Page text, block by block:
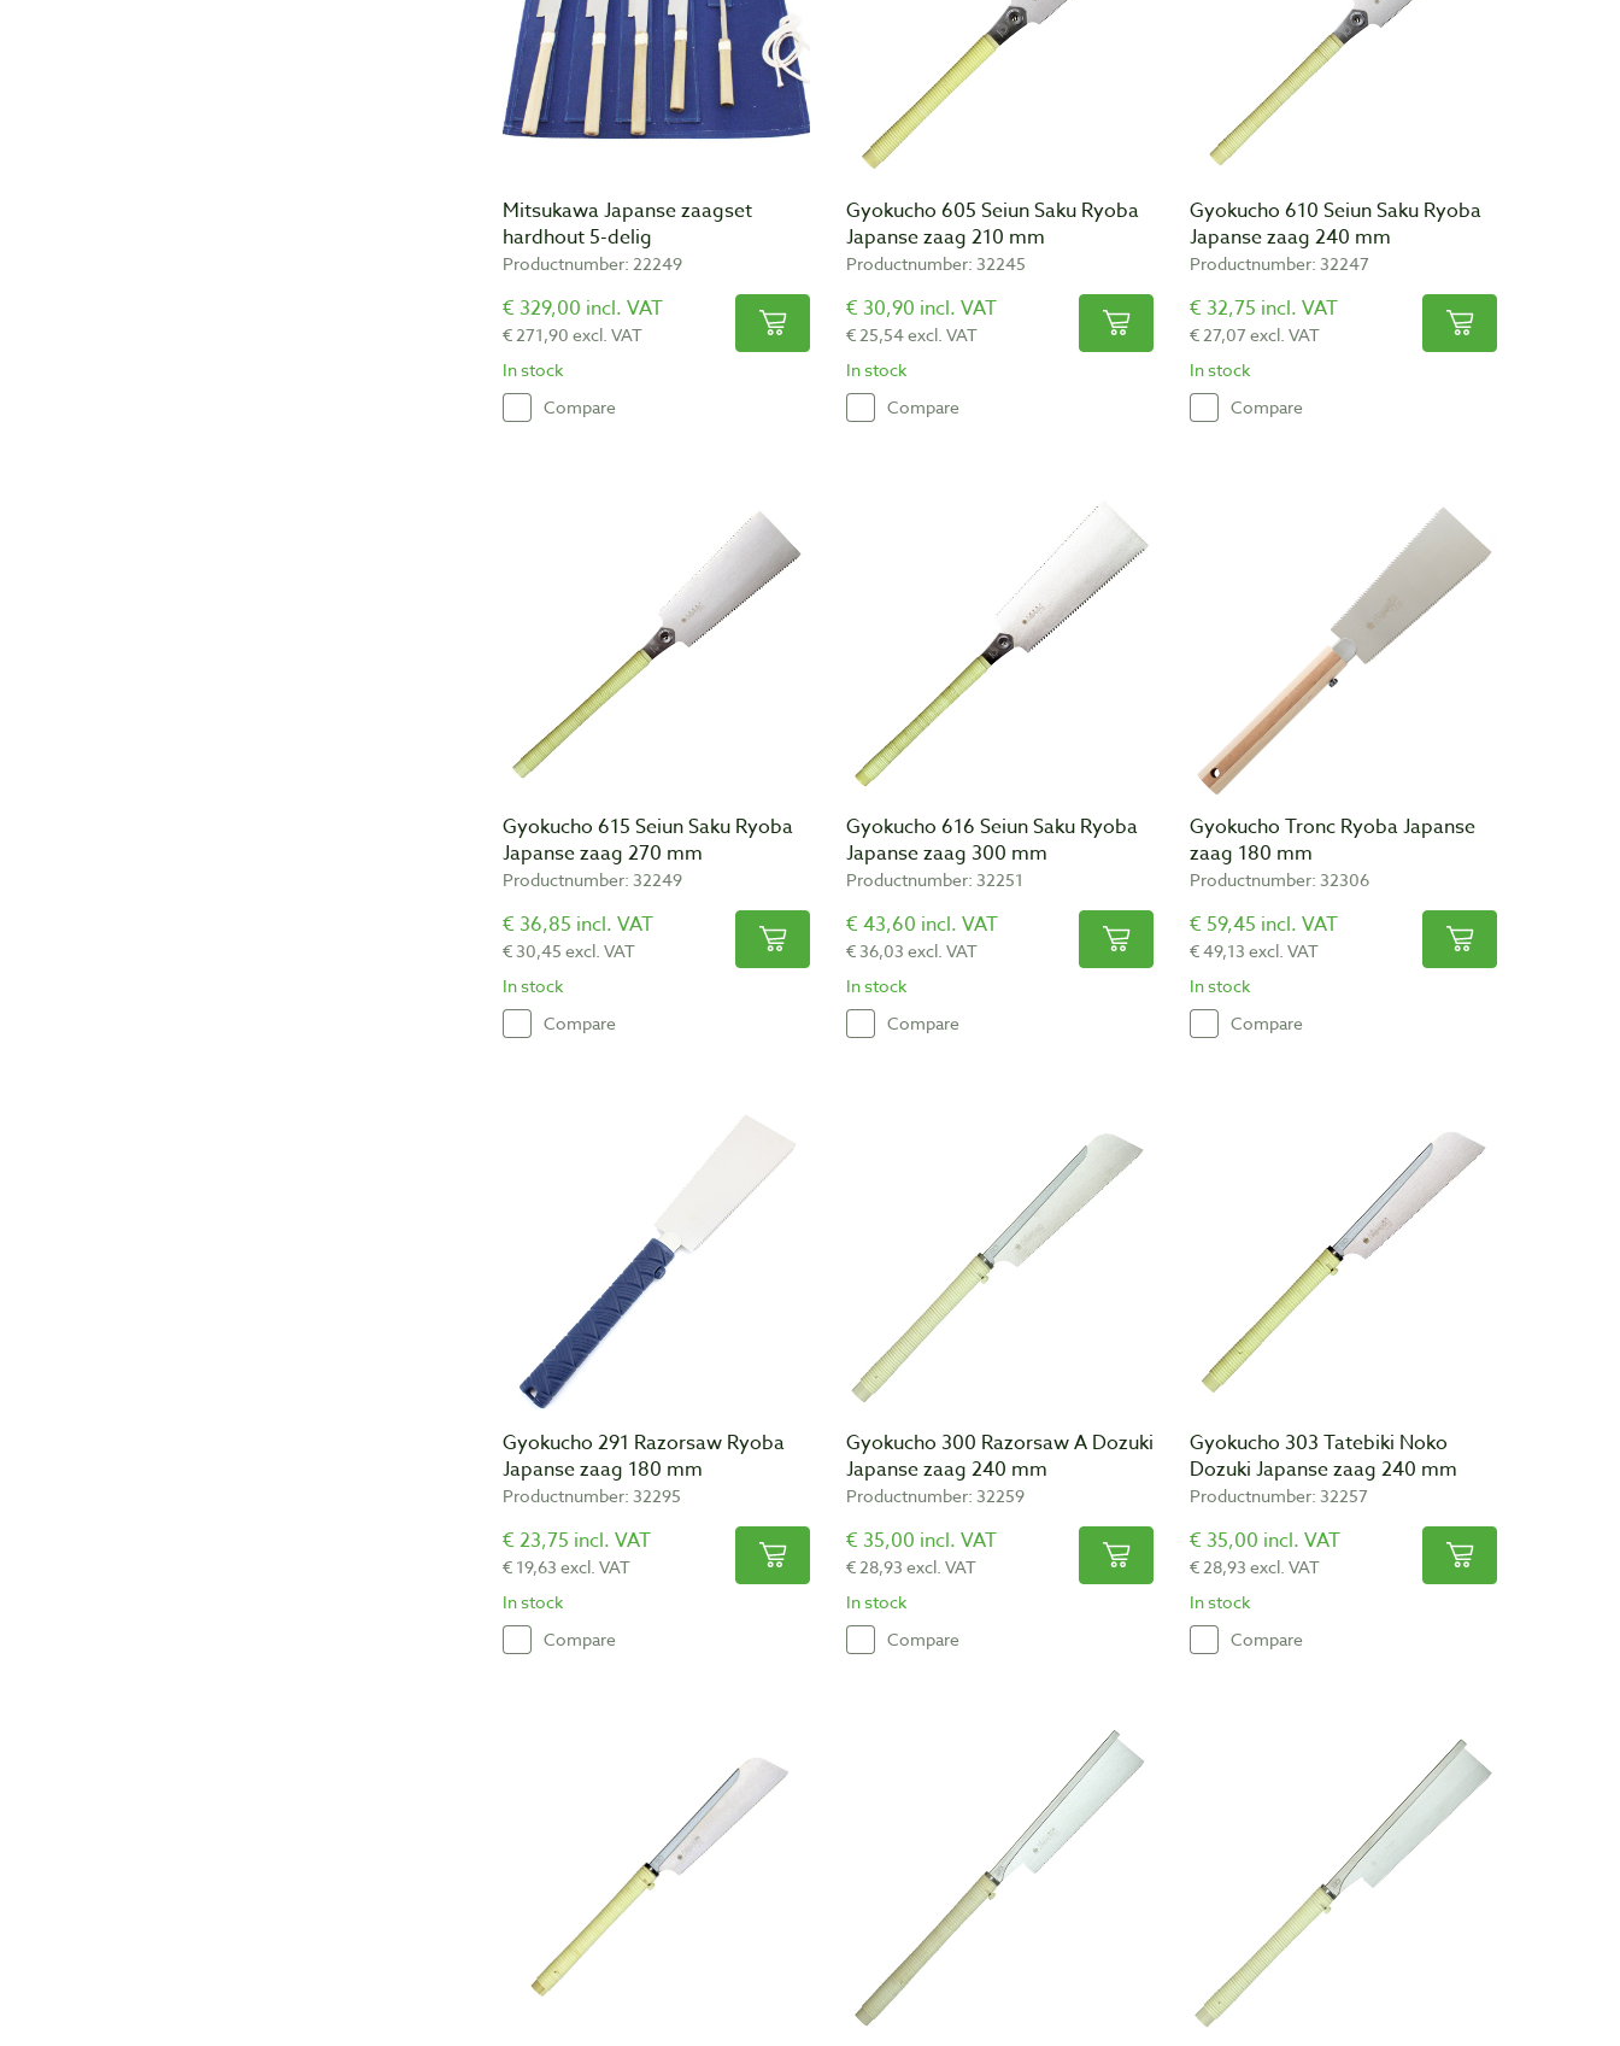
Mitsukawa Japanse zaagset
hardhout 5-delig
Productnumber: 22249
€ 329,00 incl. VAT
€ 271,90 excl. VAT
In stock
Compare
Gyokucho 605 Seiun Saku Ryoba
Japanse zaag 210 mm
Productnumber: 32245
€ 30,90 incl. VAT
€ 25,54 excl. VAT
In stock
Compare
Gyokucho 610 Seiun Saku Ryoba
Japanse zaag 240 mm
Productnumber: 32247
€ 32,75 incl. VAT
€ 27,07 excl. VAT
In stock
Compare
Gyokucho 615 Seiun Saku Ryoba
Japanse zaag 270 mm
Productnumber: 32249
€ 36,85 incl. VAT
€ 30,45 excl. VAT
In stock
Compare
Gyokucho 616 Seiun Saku Ryoba
Japanse zaag 300 mm
Productnumber: 32251
€ 43,60 incl. VAT
€ 36,03 excl. VAT
In stock
Compare
Gyokucho Tronc Ryoba Japanse
zaag 180 mm
Productnumber: 32306
€ 59,45 incl. VAT
€ 49,13 excl. VAT
In stock
Compare
Gyokucho 291 Razorsaw Ryoba
Japanse zaag 180 mm
Productnumber: 32295
€ 23,75 incl. VAT
€ 19,63 excl. VAT
In stock
Compare
Gyokucho 300 Razorsaw A Dozuki
Japanse zaag 240 mm
Productnumber: 32259
€ 35,00 incl. VAT
€ 28,93 excl. VAT
In stock
Compare
Gyokucho 303 Tatebiki Noko
Dozuki Japanse zaag 240 mm
Productnumber: 32257
€ 35,00 incl. VAT
€ 28,93 excl. VAT
In stock
Compare